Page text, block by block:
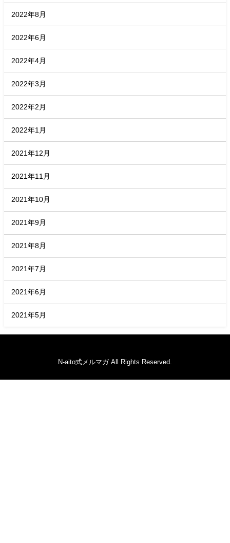
2022年8月
2022年6月
2022年4月
2022年3月
2022年2月
2022年1月
2021年12月
2021年11月
2021年10月
2021年9月
2021年8月
2021年7月
2021年6月
2021年5月
N-aito式メルマガ All Rights Reserved.